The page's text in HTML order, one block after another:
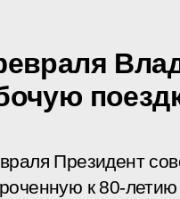
Президент
к 80-